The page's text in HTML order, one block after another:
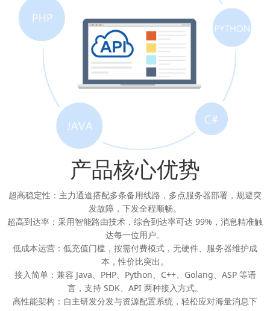
产品核心优势
超高稳定性：主力通道搭配多条备用线路，多点服务器部署，规避突
发故障，下发全程顺畅。
超高到达率：采用智能路由技术，综合到达率可达 99%，消息精准触
达每一位用户。
低成本运营：低充值门槛，按需付费模式，无硬件、服务器维护成
本，性价比突出。
接入简单：兼容 Java、PHP、Python、C++、Golang、ASP 等语
言，支持 SDK、API 两种接入方式。
高性能架构：自主研发分发与资源配置系统，轻松应对海量消息下